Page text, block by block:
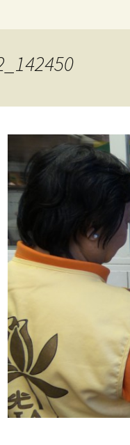
activities)
Master Hsing Yun